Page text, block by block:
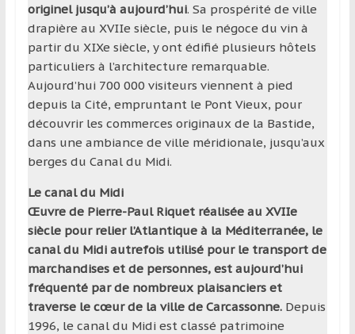
originel jusqu’à aujourd’hui. Sa prospérité de ville
drapière au XVIIe siècle, puis le négoce du vin à
partir du XIXe siècle, y ont édifié plusieurs hôtels
particuliers à l’architecture remarquable.
Aujourd’hui 700 000 visiteurs viennent à pied
depuis la Cité, empruntant le Pont Vieux, pour
découvrir les commerces originaux de la Bastide,
dans une ambiance de ville méridionale, jusqu’aux
berges du Canal du Midi.
Le canal du Midi
Œuvre de Pierre-Paul Riquet réalisée au XVIIe
siècle pour relier l’Atlantique à la Méditerranée, le
canal du Midi autrefois utilisé pour le transport de
marchandises et de personnes, est aujourd’hui
fréquenté par de nombreux plaisanciers et
traverse le cœur de la ville de Carcassonne.Depuis
1996, le canal du Midi est classé patrimoine